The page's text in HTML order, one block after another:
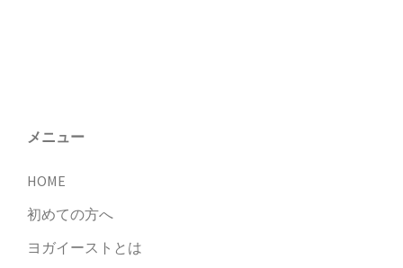
ン
メニュー
HOME
初めての方へ
ヨガイーストとは